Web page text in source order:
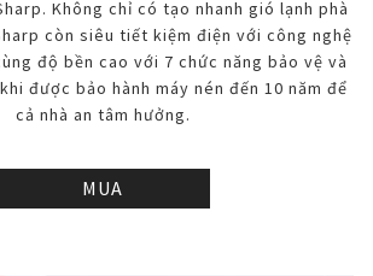
Không chỉ có tạo nhanh gió lạnh phà
còn siêu tiết kiệm điện với công nghệ
độ bền cao với 7 chức năng bảo vệ và
được bảo hành máy nén đến 10 năm để
cả nhà an tâm hưởng.
MUA